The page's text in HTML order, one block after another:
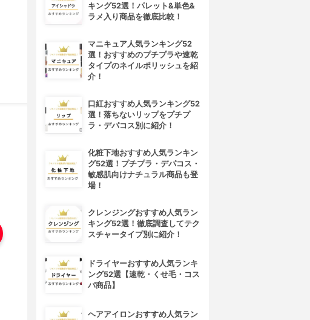
キング52選！パレット&単色&
ラメ入り商品を徹底比較！
マニキュア人気ランキング52
選！おすすめのプチプラや速乾
タイプのネイルポリッシュを紹
介！
口紅おすすめ人気ランキング52
選！落ちないリップをプチプ
ラ・デパコス別に紹介！
化粧下地おすすめ人気ランキン
グ52選！プチプラ・デパコス・
敏感肌向けナチュラル商品も登
場！
クレンジングおすすめ人気ラン
キング52選！徹底調査してテク
スチャータイプ別に紹介！
ドライヤーおすすめ人気ランキ
ング52選【速乾・くせ毛・コス
パ商品】
ヘアアイロンおすすめ人気ラン